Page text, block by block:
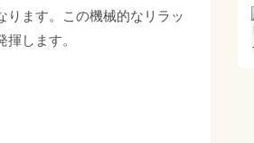
ります。この機械的なリラッ
します。